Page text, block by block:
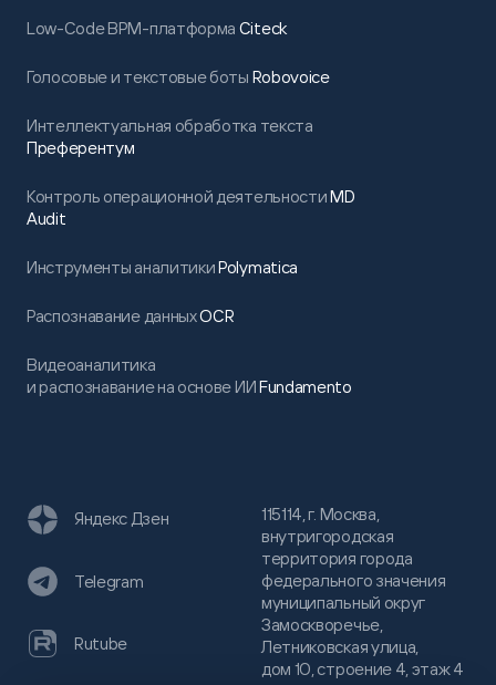
Low-Code BPM-платформа Citeck
Голосовые и текстовые боты Robovoice
Интеллектуальная обработка текста
Преферентум
Контроль операционной деятельностиMD
Audit
Инструменты аналитикиPolymatica
Распознавание данныхOCR
Видеоаналитика
и распознавание на основе ИИFundamento
115114, г. Москва,
внутригородская
территория города
федерального значения
муниципальный округ
Замоскворечье,
Летниковская улица,
дом 10, строение 4, этаж 4
Яндекс Дзен
Telegram
Rutube